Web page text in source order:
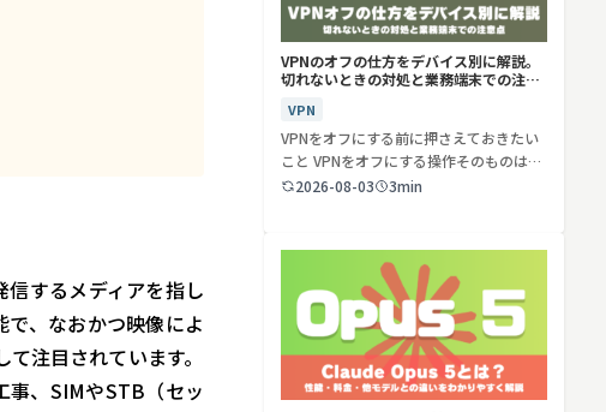
するメディアを指し
、なおかつ映像によ
注目されています。
事、SIMやSTB（セッ
VPNのオフの仕方をデバイス別に解説。
切れないときの対処と業務端末での注意
VPN
VPNをオフにする前に押さえておきたい
こと VPNをオフにする操作そのものは、
ど…2026-08-03 3min